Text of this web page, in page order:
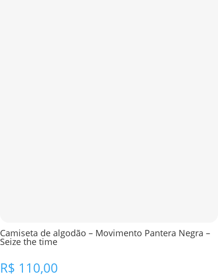
Camiseta de algodão – Movimento Pantera Negra –
Seize the time
R$ 110,00